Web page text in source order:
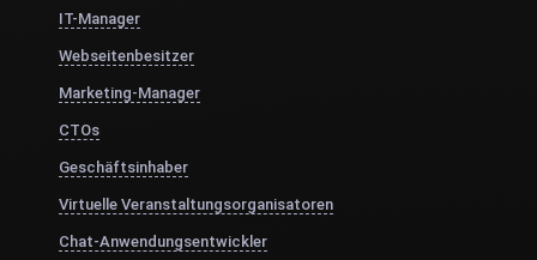
IT-Manager
Webseitenbesitzer
Marketing-Manager
CTOs
Geschäftsinhaber
Virtuelle Veranstaltungsorganisatoren
Chat-Anwendungsentwickler